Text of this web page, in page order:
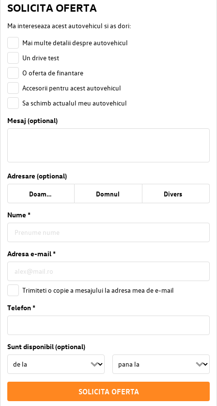
SOLICITA OFERTA
Ma intereseaza acest autovehicul si as dori:
Mai multe detalii despre autovehicul
Un drive test
O oferta de finantare
Accesorii pentru acest autovehicul
Sa schimb actualul meu autovehicul
Mesaj (optional)
Adresare (optional)
Doamna Domnul Divers
Nume *
Adresa e-mail *
Trimiteti o copie a mesajului la adresa mea de e-mail
Telefon *
Sunt disponibil (optional)
SOLICITA OFERTA